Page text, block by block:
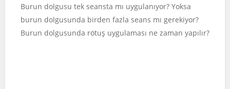
Burun dolgusu tek seansta mı uygulanıyor? Yoksa
burun dolgusunda birden fazla seans mı gerekiyor?
Burun dolgusunda rötuş uygulaması ne zaman yapılır?